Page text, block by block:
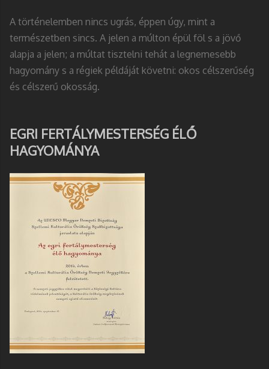
A történelemben nincs ugrás, éppen úgy, mint a
természetben sincs. A jelen a múlton épül föl s a jövő
alapja a jelen; a múltat tisztelni tehát a legnemesebb
hagyomány s a régiek példáját követni: okos célszerűség
és célszerű okosság.
EGRI FERTÁLYMESTERSÉG ÉLŐ
HAGYOMÁNYA